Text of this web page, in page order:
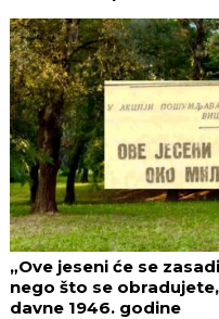
„Ove jeseni će se
nego što se
davne 1946. godine